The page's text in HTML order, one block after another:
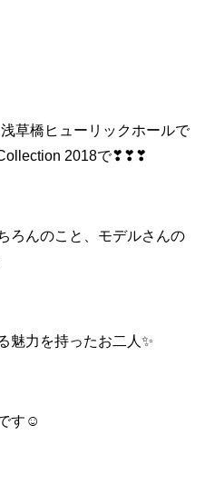
浅草橋ヒューリックホールで
2018で❣❣❣
ろんのこと、モデルさんの
魅力を持ったお二人✨
す☺